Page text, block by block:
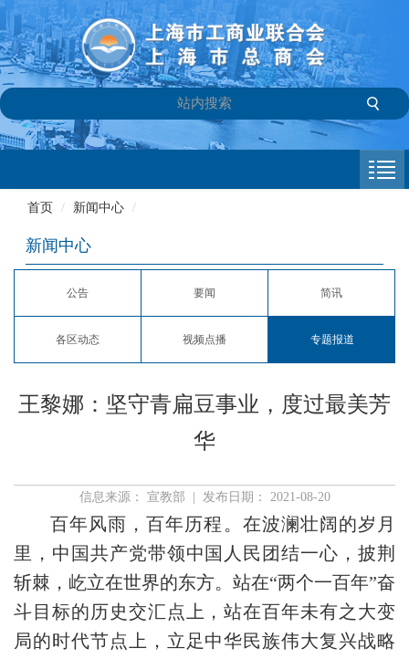
会员专栏
参政议政
信息库
联系我们
首页 / 新闻中心 /
新闻中心
公告 要闻 简讯
各区动态 视频点播 专题报道
王黎娜：坚守青扁豆事业，度过最美芳
华
信息来源： 宣教部 | 发布日期： 2021-08-20
百年风雨，百年历程。在波澜壮阔的岁月
里，中国共产党带领中国人民团结一心，披荆
斩棘，屹立在世界的东方。站在“两个一百年”奋
斗目标的历史交汇点上，站在百年未有之大变
局的时代节点上，立足中华民族伟大复兴战略